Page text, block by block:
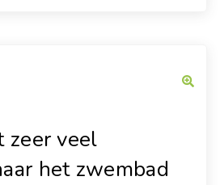
zeer veel
het zwembad